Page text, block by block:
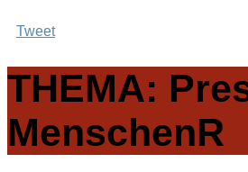
Tweet
THEMA:
MenschenR